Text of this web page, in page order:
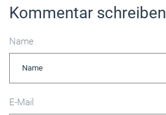
Kommentar schreiben
Name
E-Mail